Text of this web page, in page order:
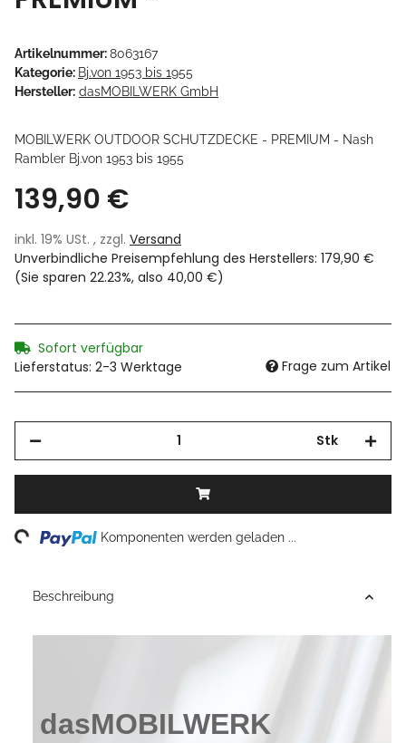
Artikelnummer:8063167
Kategorie: Bj.von 1953 bis 1955
Hersteller: dasMOBILWERK GmbH
MOBILWERK OUTDOOR SCHUTZDECKE - PREMIUM - Nash
Rambler Bj.von 1953 bis 1955
139,90 €
inkl. 19% USt. , zzgl. Versand
Unverbindliche Preisempfehlung des Herstellers: 179,90 €
(Sie sparen 22.23%, also 40,00 €)
Sofort verfügbar
Lieferstatus: 2-3 Werktage
Frage zum Artikel
Stk
Loading... Komponenten werden geladen ...
Beschreibung